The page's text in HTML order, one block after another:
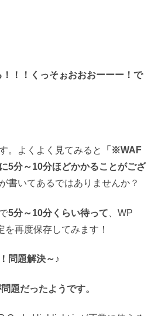
！！くっそぉおおおーーー！で
。よくよく見てみると
「※WAF
5分～10分ほどかかることがござ
書いてあるではありませんか？
5分～10分くらい待って 、WP
再度保存してみます！
問題解決～♪
題だったようです。